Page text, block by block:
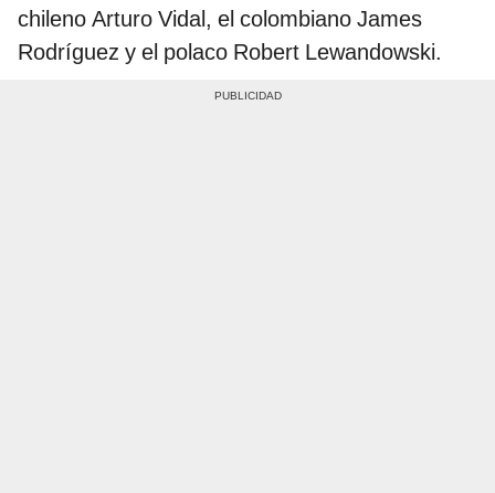
chileno Arturo Vidal, el colombiano James
Rodríguez y el polaco Robert Lewandowski.